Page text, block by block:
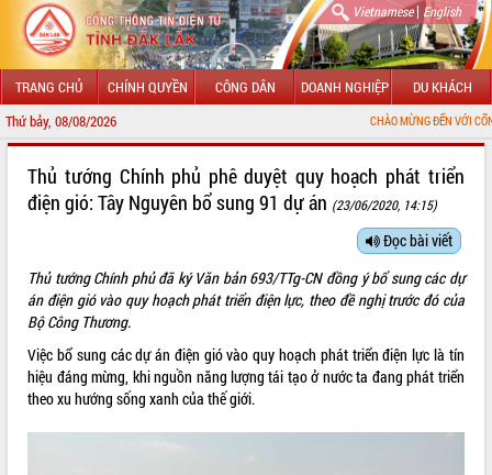
Vietnamese| English
TRANG CHỦ CHÍNH QUYỀN CÔNG DÂN DOANH NGHIỆP DU KHÁCH
Thứ bảy, 08/08/2026 CHÀO MỪNG ĐẾN VỚI CỔNG THÔNG TIN
LÃNH ĐẠO UBND TỈNH
SỞ, BAN, NGÀNH
THÔNG TIN CHỈ ĐẠO ĐIỀU HÀNH
HỆ THỐNG VĂN BẢN
Thủ tướng Chính phủ phê duyệt quy hoạch phát triển
điện gió: Tây Nguyên bổ sung 91 dự án (23/06/2020, 14:15)
Đọc bài viết
Thủ tướng Chính phủ đã ký Văn bản 693/TTg-CN đồng ý bổ sung các dự
án điện gió vào quy hoạch phát triển điện lực, theo đề nghị trước đó của
Bộ Công Thương.
Việc bổ sung các dự án điện gió vào quy hoạch phát triển điện lực là tín
hiệu đáng mừng, khi nguồn năng lượng tái tạo ở nước ta đang phát triển
theo xu hướng sống xanh của thế giới.